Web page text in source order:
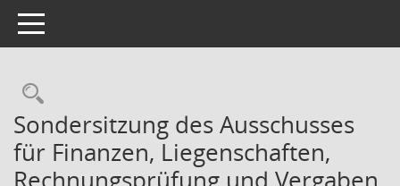
Toggle navigation
Rechercheauswahl
Sondersitzung des Ausschusses
für Finanzen, Liegenschaften,